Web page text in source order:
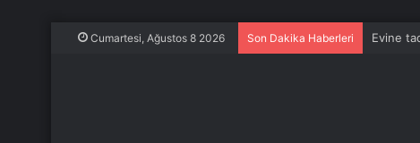
Cumartesi, Ağustos 8 2026 Son Dakika Haberleri Evine